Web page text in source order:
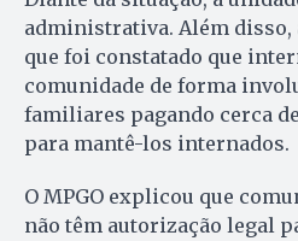
administrativa. Além
que foi constatado que
comunidade de forma
familiares pagando cerca
para mantê-los internados.
O MPGO explicou que
não têm autorização legal